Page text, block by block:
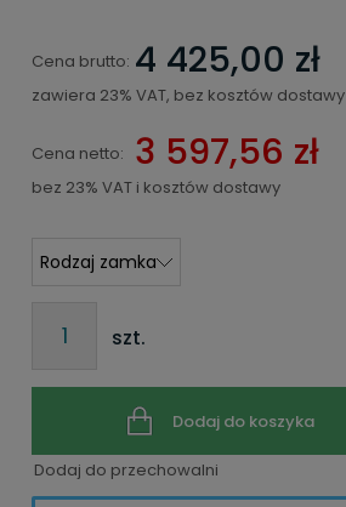
Cena brutto: 4 425,00 zł
zawiera 23% VAT, bez kosztów dostawy
Cena netto: 3 597,56 zł
bez 23% VAT i kosztów dostawy
szt.
Dodaj do koszyka
Dodaj do przechowalni